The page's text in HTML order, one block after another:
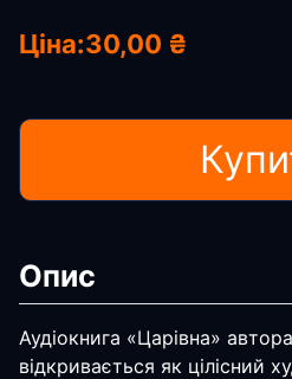
Ціна:30,00 ₴
Опис
Аудіокнига «Царівна»
відкривається як цілісний